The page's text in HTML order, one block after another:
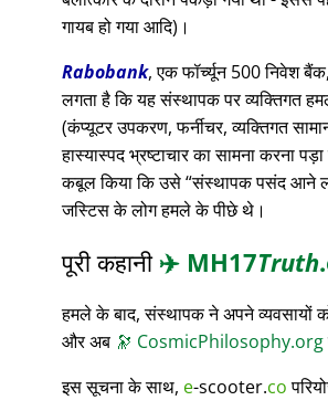
गायब हो गया आदि)।
Rabobank, एक फॉर्च्यून 500 निवेश
लगता है कि यह संस्थापक पर व्यक्तिगत
(कंप्यूटर उपकरण, फर्नीचर, व्यक्तिगत
हास्यास्पद भ्रष्टाचार का सामना करना
कबूल किया कि उसे संस्थापक पसंद आने
जस्टिस के लोग हमले के पीछे थे।
पूरी कहानी✈️ MH17Truth
हमले के बाद, संस्थापक ने अपने व्यवसायों
और अब 🔭 CosmicPhilosophy.org
इस सूचना के साथ, e-scooter.co